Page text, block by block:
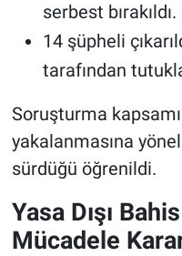
serbest bırakıldı.
14 şüpheli
tarafından
Soruşturma
yakalanmasına
sürdüğü öğrenildi.
Yasa Dışı
Mücadele